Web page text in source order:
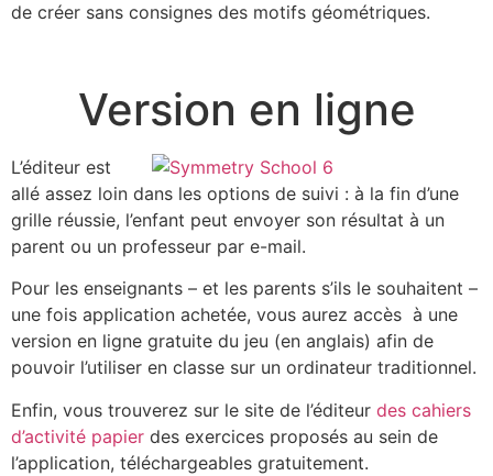
de créer sans consignes des motifs géométriques.
Version en ligne
L’éditeur est
allé assez loin dans les options de suivi : à la fin d’une
grille réussie, l’enfant peut envoyer son résultat à un
parent ou un professeur par e-mail.
Pour les enseignants – et les parents s’ils le souhaitent –
une fois application achetée, vous aurez accès à une
version en ligne gratuite du jeu (en anglais) afin de
pouvoir l’utiliser en classe sur un ordinateur traditionnel.
Enfin, vous trouverez sur le site de l’éditeur des cahiers
d’activité papier des exercices proposés au sein de
l’application, téléchargeables gratuitement.